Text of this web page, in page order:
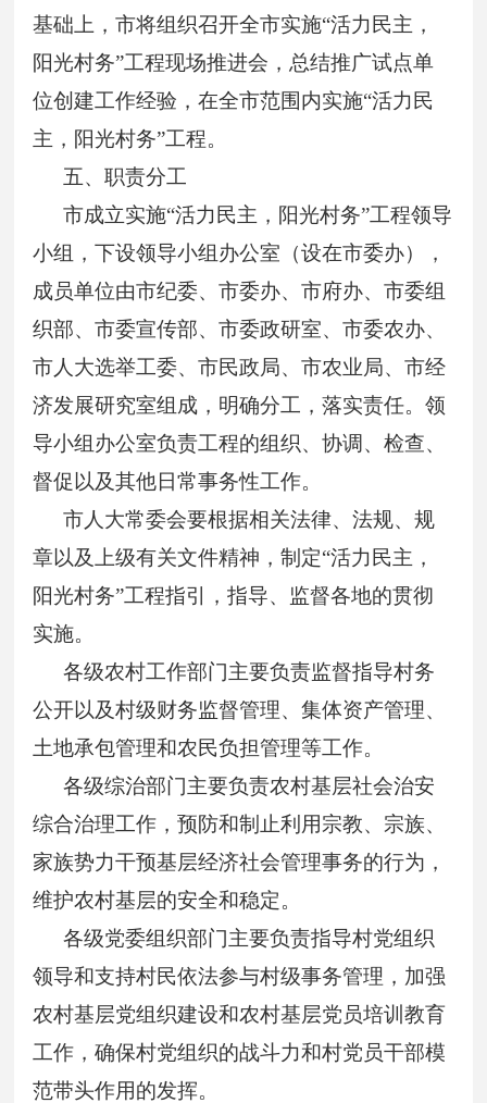
基础上，市将组织召开全市实施“活力民主，
阳光村务”工程现场推进会，总结推广试点单
位创建工作经验，在全市范围内实施“活力民
主，阳光村务”工程。
五、职责分工
市成立实施“活力民主，阳光村务”工程领导
小组，下设领导小组办公室（设在市委办），
成员单位由市纪委、市委办、市府办、市委组
织部、市委宣传部、市委政研室、市委农办、
市人大选举工委、市民政局、市农业局、市经
济发展研究室组成，明确分工，落实责任。领
导小组办公室负责工程的组织、协调、检查、
督促以及其他日常事务性工作。
市人大常委会要根据相关法律、法规、规
章以及上级有关文件精神，制定“活力民主，
阳光村务”工程指引，指导、监督各地的贯彻
实施。
各级农村工作部门主要负责监督指导村务
公开以及村级财务监督管理、集体资产管理、
土地承包管理和农民负担管理等工作。
各级综治部门主要负责农村基层社会治安
综合治理工作，预防和制止利用宗教、宗族、
家族势力干预基层经济社会管理事务的行为，
维护农村基层的安全和稳定。
各级党委组织部门主要负责指导村党组织
领导和支持村民依法参与村级事务管理，加强
农村基层党组织建设和农村基层党员培训教育
工作，确保村党组织的战斗力和村党员干部模
范带头作用的发挥。